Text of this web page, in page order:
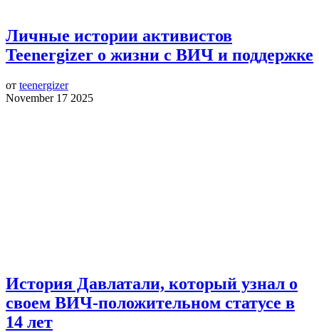
Личные истории активистов
Teenergizer о жизни с ВИЧ и поддержке
от teenergizer
November 17 2025
История Давлатали, который узнал о
своем ВИЧ-положительном статусе в
14 лет